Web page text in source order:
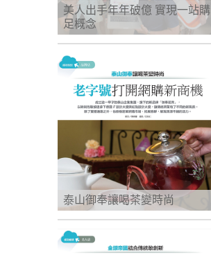
美人出手年年破億 實現一站購
足概念
泰山御奉讓喝茶變時尚